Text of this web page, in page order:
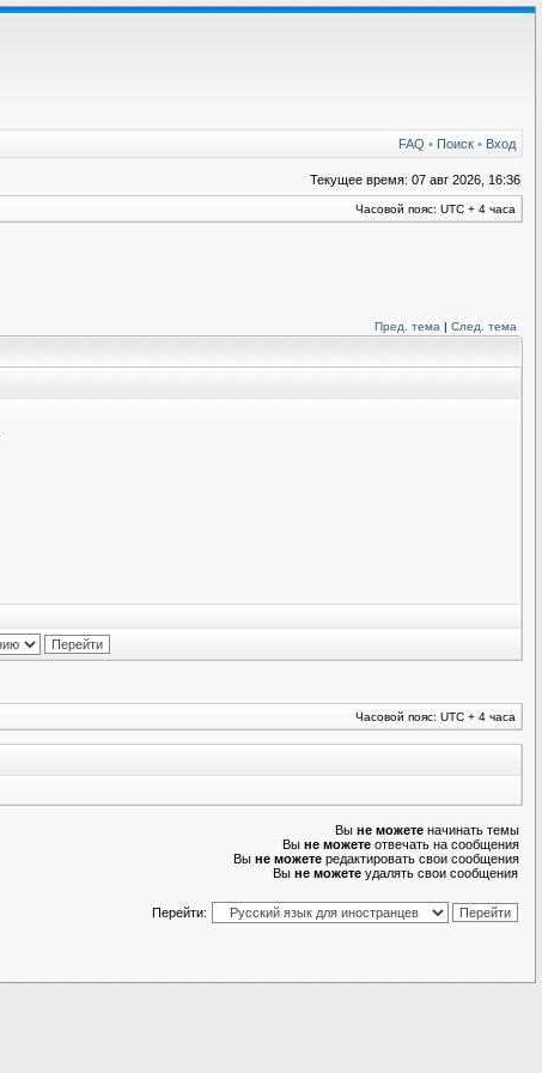
FAQ • Поиск • Вход
Текущее время: 07 авг 2026, 16:36
Часовой пояс: UTC + 4 часа
Пред. тема | След. тема
Часовой пояс: UTC + 4 часа
Вы не можете начинать темы
Вы не можете отвечать на сообщения
Вы не можете редактировать свои сообщения
Вы не можете удалять свои сообщения
Перейти: